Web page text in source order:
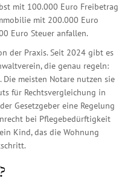
mit 100.000 Euro Freibetrag
mit 200.000 Euro
Euro Steuer anfallen.
der Praxis. Seit 2024 gibt es
die genau regeln:
Die meisten Notare nutzen sie
für Rechtsvergleichung in
Gesetzgeber eine Regelung
bei Pflegebedürftigkeit
Kind, das die Wohnung